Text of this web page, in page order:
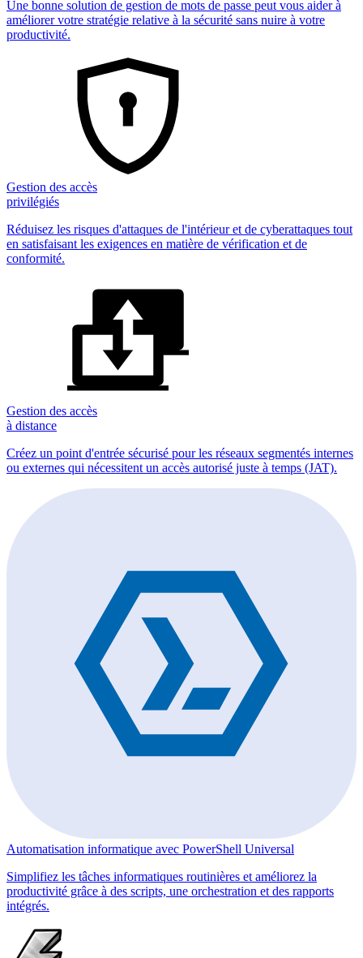
Une bonne solution de gestion de mots de passe peut vous aider à
améliorer votre stratégie relative à la sécurité sans nuire à votre
productivité.
Gestion des accès
privilégiés
Réduisez les risques d'attaques de l'intérieur et de cyberattaques tout
en satisfaisant les exigences en matière de vérification et de
conformité.
Gestion des accès
à distance
Créez un point d'entrée sécurisé pour les réseaux segmentés internes
ou externes qui nécessitent un accès autorisé juste à temps (JAT).
Automatisation informatique avec PowerShell Universal
Simplifiez les tâches informatiques routinières et améliorez la
productivité grâce à des scripts, une orchestration et des rapports
intégrés.